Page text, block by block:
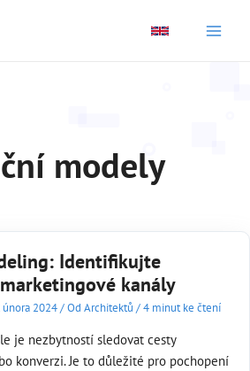
modely
Identifikujte
kanály
února 2024/Od Architektů /4 minut ke čtení
je nezbytností sledovat cesty
konverzi. Je to důležité pro pochopení